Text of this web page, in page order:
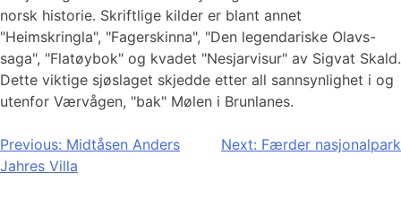
norsk historie. Skriftlige kilder er blant annet
"Heimskringla", "Fagerskinna", "Den legendariske Olavs-
saga", "Flatøybok" og kvadet "Nesjarvisur" av Sigvat Skald.
Dette viktige sjøslaget skjedde etter all sannsynlighet i og
utenfor Værvågen, "bak" Mølen i Brunlanes.
Innleggsnavigasjon
Previous: Midtåsen Anders
Jahres Villa
Next: Færder nasjonalpark